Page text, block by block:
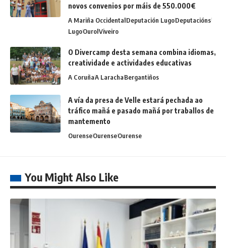
novos convenios por máis de 550.000€
A Mariña OccidentalDeputación LugoDeputacións
LugoOurolViveiro
O Divercamp desta semana combina idiomas,
creatividade e actividades educativas
A CoruñaA LarachaBergantiños
A vía da presa de Velle estará pechada ao
tráfico mañá e pasado mañá por traballos de
mantemento
OurenseOurenseOurense
You Might Also Like